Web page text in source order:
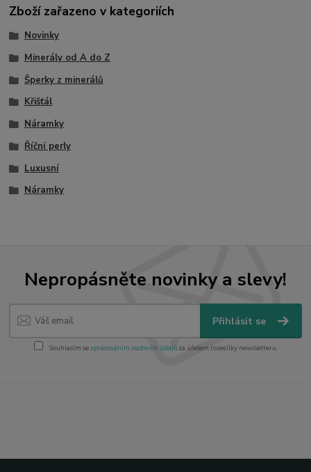
Zboží zařazeno v kategoriích
Novinky
Minerály od A do Z
Šperky z minerálů
Křišťál
Náramky
Říční perly
Luxusní
Náramky
Nepropásněte novinky a slevy!
Přihlásit se
Souhlasím se zpracováním osobních údajůza účelem rozesílky newsletteru.